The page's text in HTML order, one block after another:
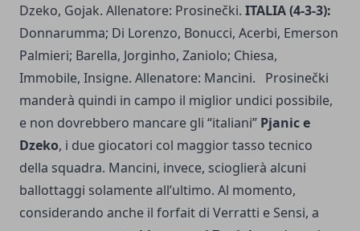
Dzeko, Gojak. Allenatore: Prosinečki. ITALIA (4-3-3):
Donnarumma; Di Lorenzo, Bonucci, Acerbi, Emerson
Palmieri; Barella, Jorginho, Zaniolo; Chiesa,
Immobile, Insigne. Allenatore: Mancini. Prosinečki
manderà quindi in campo il miglior undici possibile,
e non dovrebbero mancare gli “italiani” Pjanic e
Dzeko, i due giocatori col maggior tasso tecnico
della squadra. Mancini, invece, scioglierà alcuni
ballottaggi solamente all’ultimo. Al momento,
considerando anche il forfait di Verratti e Sensi, a